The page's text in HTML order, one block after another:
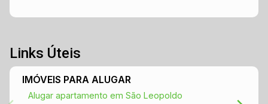
Links Úteis
IMÓVEIS PARA ALUGAR
Alugar apartamento em São Leopoldo